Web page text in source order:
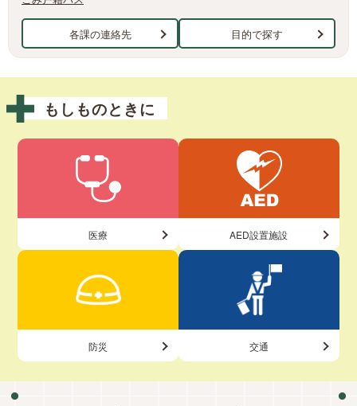
検
索
各課の連絡先 目的で探す
文
もしものときに
医療 AED設置施設
防災 交通